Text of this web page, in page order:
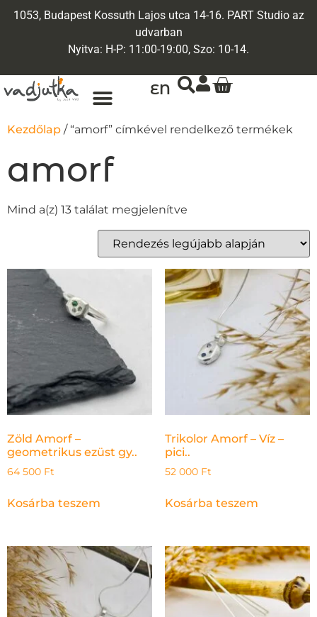
1053, Budapest Kossuth Lajos utca 14-16. PART Studio az
udvarban
Nyitva: H-P: 11:00-19:00, Szo: 10-14.
EN
Kezdőlap / “amorf” címkével rendelkező termékek
amorf
Mind a(z) 13 találat megjelenítve
Zöld Amorf –
geometrikus ezüst gy..
64 500 Ft
Kosárba teszem
Trikolor Amorf – Víz –
pici..
52 000 Ft
Kosárba teszem